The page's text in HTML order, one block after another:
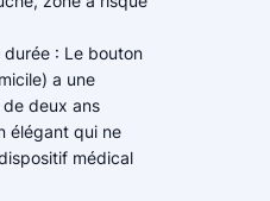
: Le bouton
a une
deux ans
élégant qui ne
médical